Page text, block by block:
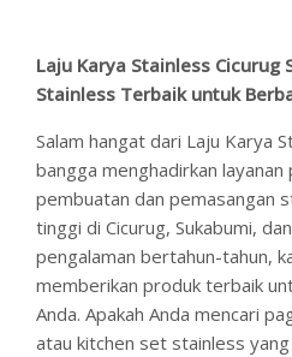
Laju Karya Stainless Cicurug
Stainless Terbaik untuk
Salam hangat dari Laju Karya
bangga menghadirkan
pembuatan dan pemasangan
tinggi di Cicurug, Sukabumi,
pengalaman bertahun-tahun,
memberikan produk terbaik
Anda. Apakah Anda mencari
atau kitchen set stainless